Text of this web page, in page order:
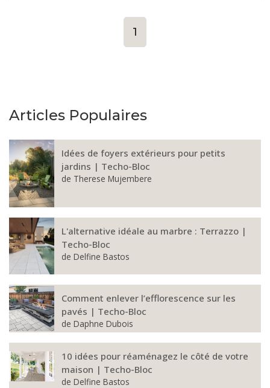
1
Articles Populaires
Idées de foyers extérieurs pour petits
jardins | Techo-Bloc
de Therese Mujembere
L'alternative idéale au marbre : Terrazzo |
Techo-Bloc
de Delfine Bastos
Comment enlever l’efflorescence sur les
pavés | Techo-Bloc
de Daphne Dubois
10 idées pour réaménagez le côté de votre
maison | Techo-Bloc
de Delfine Bastos